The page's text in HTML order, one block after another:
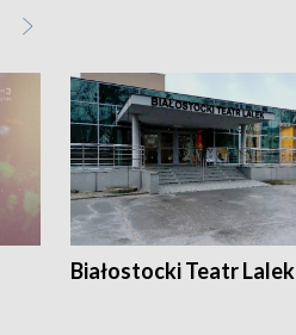
Białostocki Teatr Lalek